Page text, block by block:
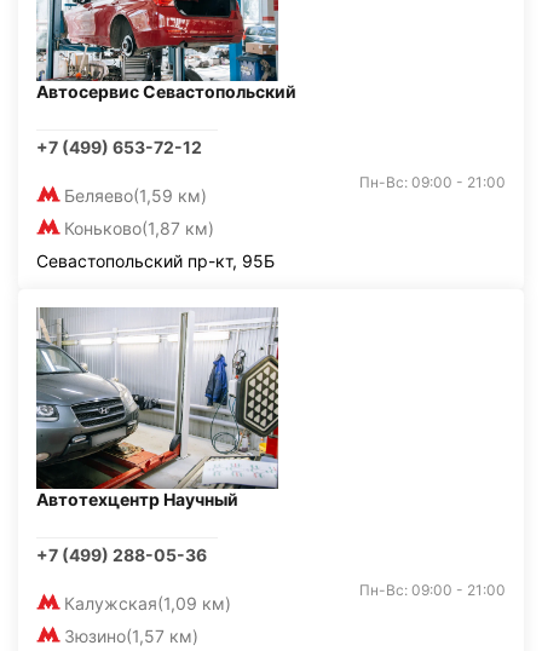
Автосервис Севастопольский
+7 (499) 653-72-12
Беляево(1,59 км)
Коньково(1,87 км)
Пн-Вс: 09:00 - 21:00
Севастопольский пр-кт, 95Б
Автотехцентр Научный
+7 (499) 288-05-36
Калужская(1,09 км)
Зюзино(1,57 км)
Пн-Вс: 09:00 - 21:00